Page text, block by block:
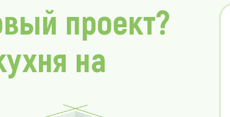
проект?
на